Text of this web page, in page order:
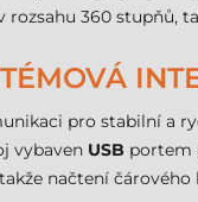
360 stupňů,
pro stabilní a
vybaven USB portem
načtení